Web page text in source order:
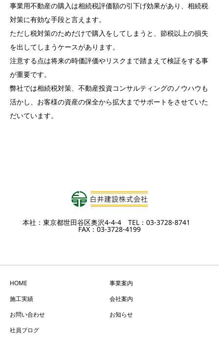
事業用不動産の購入は相続税評価額の引下げ効果があり、相続税
対策に有効な手段と言えます。
ただし税対策のためだけで購入をしてしまうと、節税以上の損失
を出してしまうケースがあります。
注意する点は将来の時価評価やリスクまで踏まえて検証をする事
が重要です。
弊社では相続税対策、不動産投資コンサルティングのノウハウも
活かし、お客様の資産の保全から拡大までサポートをさせていた
だいています。
本社：東京都世田谷区奥沢4-4-4 TEL：03-3728-8741
FAX：03-3728-4199
HOME
事業案内
施工実績
会社案内
お問い合わせ
お知らせ
社員ブログ